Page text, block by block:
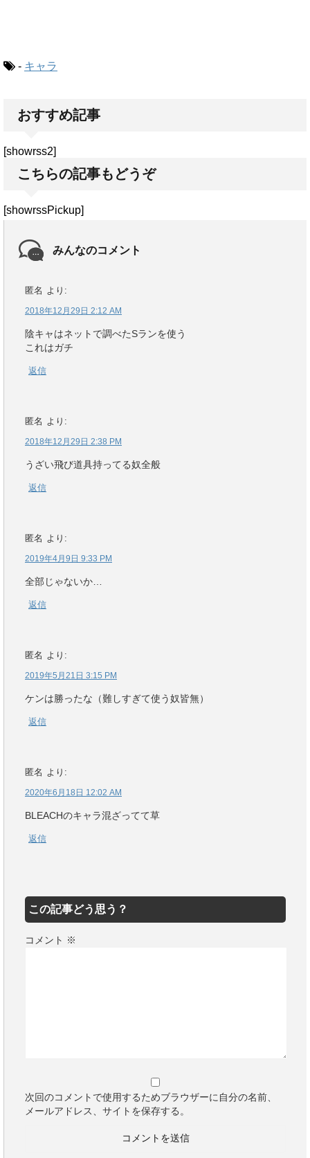
- キャラ
おすすめ記事
[showrss2]
こちらの記事もどうぞ
[showrssPickup]
みんなのコメント
匿名 より:
2018年12月29日 2:12 AM
陰キャはネットで調べたSランを使う
これはガチ
返信
匿名 より:
2018年12月29日 2:38 PM
うざい飛び道具持ってる奴全般
返信
匿名 より:
2019年4月9日 9:33 PM
全部じゃないか…
返信
匿名 より:
2019年5月21日 3:15 PM
ケンは勝ったな（難しすぎて使う奴皆無）
返信
匿名 より:
2020年6月18日 12:02 AM
BLEACHのキャラ混ざってて草
返信
この記事どう思う？
コメント ※
次回のコメントで使用するためブラウザーに自分の名前、
メールアドレス、サイトを保存する。